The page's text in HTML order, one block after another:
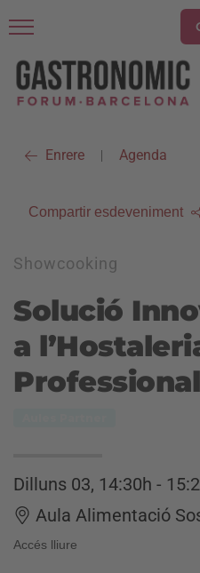
Enrere | Agenda
Compartir esdeveniment
Showcooking
Solució
a
Professional
Dilluns 03, 14:30h -
Aula Alimentació
Accés lliure